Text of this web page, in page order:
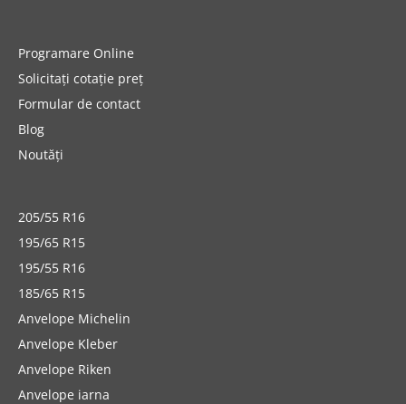
Programare Online
Solicitați cotație preț
Formular de contact
Blog
Noutăți
205/55 R16
195/65 R15
195/55 R16
185/65 R15
Anvelope Michelin
Anvelope Kleber
Anvelope Riken
Anvelope iarna